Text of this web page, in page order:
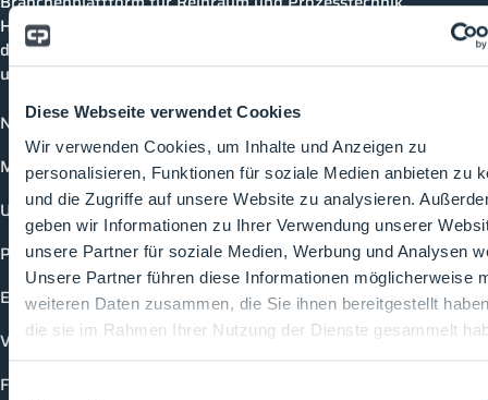
Diese Webseite verwendet Cookies
Wir verwenden Cookies, um Inhalte und Anzeigen zu
personalisieren, Funktionen für soziale Medien anbieten zu
und die Zugriffe auf unsere Website zu analysieren.
geben wir Informationen zu Ihrer Verwendung unserer
unsere Partner für soziale Medien, Werbung und Analysen
Unsere Partner führen diese Informationen möglicherweise
weiteren Daten zusammen, die Sie ihnen bereitgestellt
die sie im Rahmen Ihrer Nutzung der Dienste gesammelt
Einwilligungsauswahl
Hier bleibst du immer auf dem neuesten Stand, kannst
dich mit anderen verknüpfen und alle relevanten Themen
und Events der Branche entdecken.
News
Mediathek
Unternehmen
Produkte
Events
Vorträge
Future-Faces